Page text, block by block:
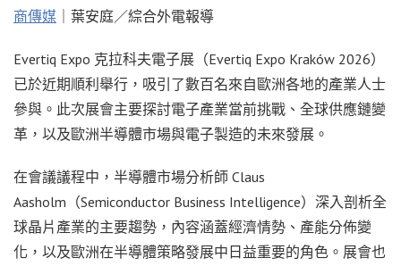
商傳媒 ｜葉安庭／綜合外電報導
Evertiq Expo 克拉科夫電子展（Evertiq Expo Kraków 2026）
已於近期順利舉行，吸引了數百名來自歐洲各地的產業人士
參與。此次展會主要探討電子產業當前挑戰、全球供應鏈變
革，以及歐洲半導體市場與電子製造的未來發展。
在會議議程中，半導體市場分析師 Claus
Aasholm（Semiconductor Business Intelligence）深入剖析全
球晶片產業的主要趨勢，內容涵蓋經濟情勢、產能分佈變
化，以及歐洲在半導體策略發展中日益重要的角色。展會也